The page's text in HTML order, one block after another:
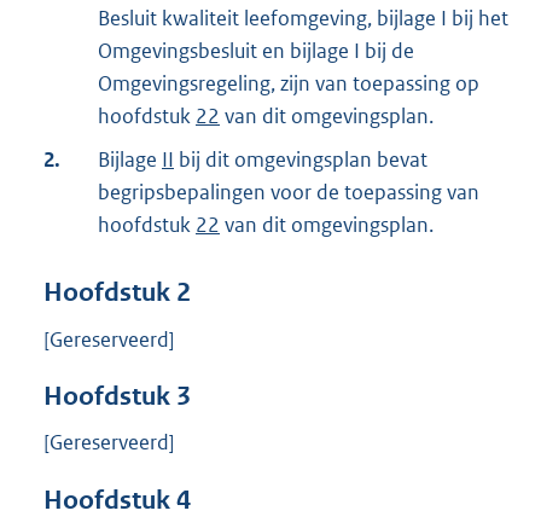
Besluit kwaliteit leefomgeving, bijlage I bij het
Omgevingsbesluit en bijlage I bij de
Omgevingsregeling, zijn van toepassing op
hoofdstuk 22 van dit omgevingsplan.
2.
Bijlage II bij dit omgevingsplan bevat
begripsbepalingen voor de toepassing van
hoofdstuk 22 van dit omgevingsplan.
Hoofdstuk 2
[Gereserveerd]
Hoofdstuk 3
[Gereserveerd]
Hoofdstuk4